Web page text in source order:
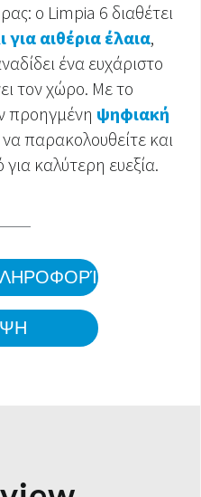
ο Limpia 6 διαθέτει
για αιθέρια έλαια,
ένα ευχάριστο
τον χώρο. Με το
προηγμένη ψηφιακή
παρακολουθείτε και
καλύτερη ευεξία.